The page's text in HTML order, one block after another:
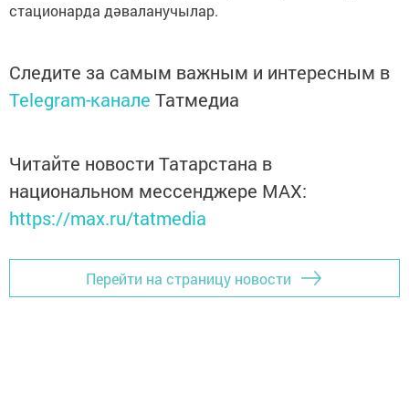
стационарда дәваланучылар.
Следите за самым важным и интересным в
Telegram-канале Татмедиа
Читайте новости Татарстана в
национальном мессенджере MАХ:
https://max.ru/tatmedia
Перейти на страницу новости